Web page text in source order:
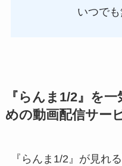
いつで
『らんま1/2』を
めの動画配信サー
『らんま1/2』が見れ